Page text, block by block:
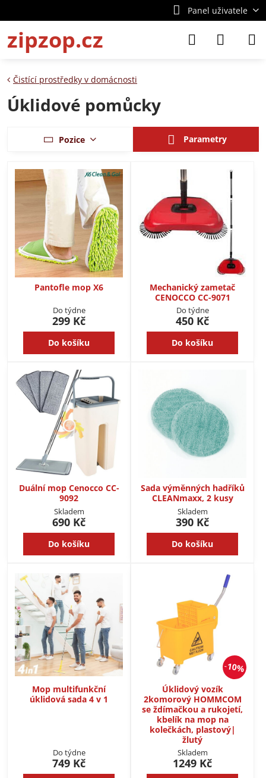
Panel uživatele
zipzop.cz
Čistící prostředky v domácnosti
Úklidové pomůcky
Pozice Parametry
Pantofle mop X6
Do týdne
299 Kč
Do košíku
Mechanický zametač
CENOCCO CC-9071
Do týdne
450 Kč
Do košíku
Duální mop Cenocco CC-
9092
Skladem
690 Kč
Do košíku
Sada výměnných hadříků
CLEANmaxx, 2 kusy
Skladem
390 Kč
Do košíku
Mop multifunkční
úklidová sada 4 v 1
Do týdne
749 Kč
10%
Úklidový vozík
2komorový HOMMCOM
se ždímačkou a rukojetí,
kbelík na mop na
kolečkách, plastový|
žlutý
Skladem
1249 Kč